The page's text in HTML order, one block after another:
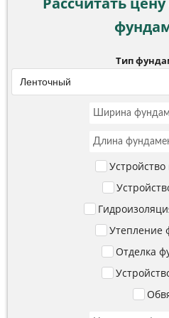
Тип
Утепление
Отделка